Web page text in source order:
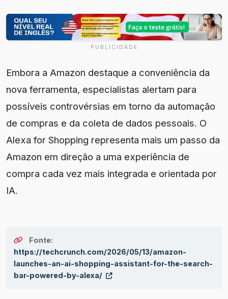
PUBLICIDADE
Embora a Amazon destaque a conveniência da
nova ferramenta, especialistas alertam para
possíveis controvérsias em torno da automação
de compras e da coleta de dados pessoais. O
Alexa for Shopping representa mais um passo da
Amazon em direção a uma experiência de
compra cada vez mais integrada e orientada por
IA.
Fonte:
https://techcrunch.com/2026/05/13/amazon-
launches-an-ai-shopping-assistant-for-the-search-
bar-powered-by-alexa/